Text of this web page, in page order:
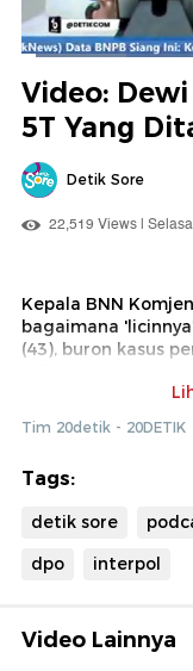
Berhenti
Suara
Hidup
Dimuat:
Video:
5T Yang
Detik Sore
22,519 Views |
Kepala BNN
bagaimana
(43), buron kasus
Suyudi
selain Fredy
Saksikan
Tim 20detik - 20DETIK
Tags:
detik sore
dpo
interpol
Video Lainnya